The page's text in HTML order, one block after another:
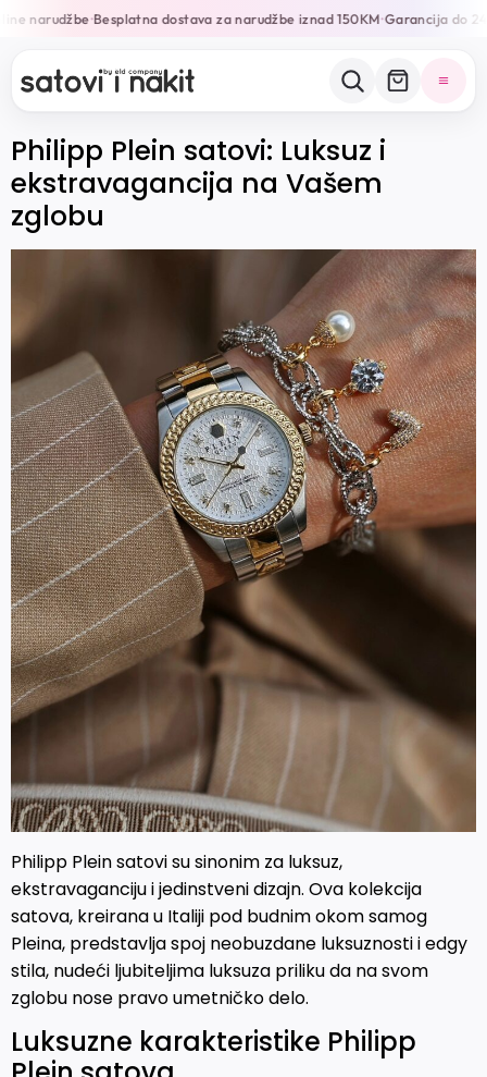
narudžbe•Besplatna dostava za narudžbe iznad 150KM•Garancija do 24
Philipp Plein satovi: Luksuz i
ekstravagancija na Vašem
zglobu
Philipp Plein satovi su sinonim za luksuz,
ekstravaganciju i jedinstveni dizajn. Ova kolekcija
satova, kreirana u Italiji pod budnim okom samog
Pleina, predstavlja spoj neobuzdane luksuznosti i edgy
stila, nudeći ljubiteljima luksuza priliku da na svom
zglobu nose pravo umetničko delo.
Luksuzne karakteristike Philipp